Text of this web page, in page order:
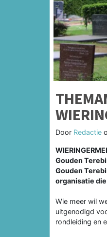
Door Redactie
Gouden
Gouden
organisatie
Wie meer wil
uitgenodigd
rondleiding en